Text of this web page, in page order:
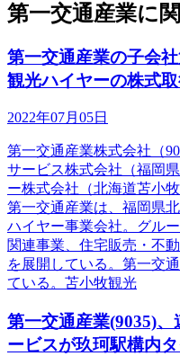
第一交通産業に
第一交通産業の子会
観光ハイヤーの株式
2022年07月05日
第一交通産業株式会社（
サービス株式会社（福岡
ー株式会社（北海道苫小
第一交通産業は、福岡県
ハイヤー事業会社。グル
関連事業、住宅販売・不
を展開している。第一交
ている。苫小牧観光
第一交通産業(9035)
ービスが玖珂駅構内